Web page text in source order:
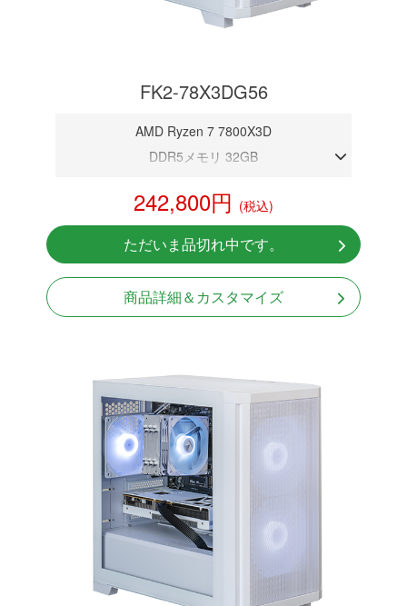
FK2-78X3DG56
AMD Ryzen 7 7800X3D
DDR5メモリ 32GB
NVMeSSD 1TB
Windows11 Home 64bit
242,800円 (税込)
ただいま品切れ中です。
商品詳細＆カスタマイズ